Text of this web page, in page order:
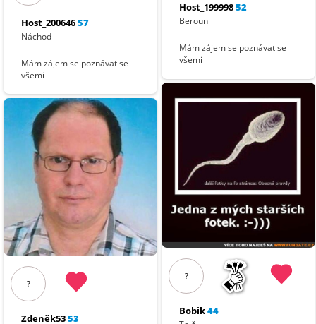
Host_20064657
Náchod
Mám zájem se poznávat se
všemi
?
Zdeněk5353
Host_19999852
Beroun
Mám zájem se poznávat se
všemi
?
Bobik44